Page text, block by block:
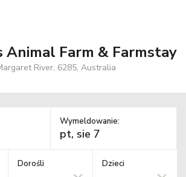
Animal Farm & Farmstay
River, 6285, Australia
Wymeldowanie:
Dorośli Dzieci